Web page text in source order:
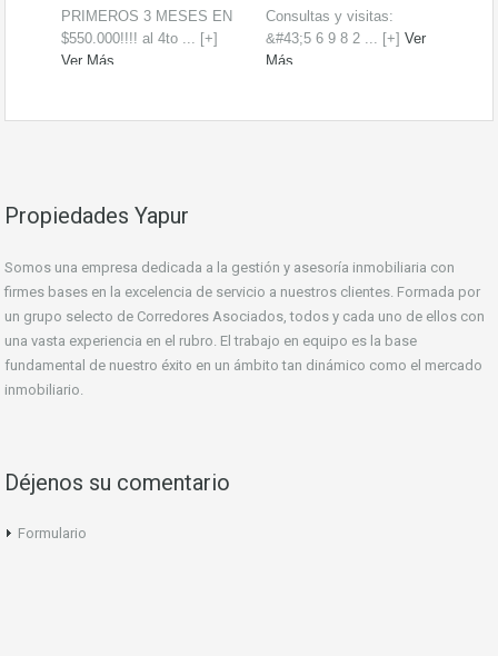
PRIMEROS 3 MESES EN
$550.000!!!! al 4to ... [+]
Ver Más
Consultas y visitas:
&#43;5 6 9 8 2 ... [+] Ver
Más
Propiedades Yapur
Somos una empresa dedicada a la gestión y asesoría inmobiliaria con
firmes bases en la excelencia de servicio a nuestros clientes. Formada por
un grupo selecto de Corredores Asociados, todos y cada uno de ellos con
una vasta experiencia en el rubro. El trabajo en equipo es la base
fundamental de nuestro éxito en un ámbito tan dinámico como el mercado
inmobiliario.
Déjenos su comentario
Formulario